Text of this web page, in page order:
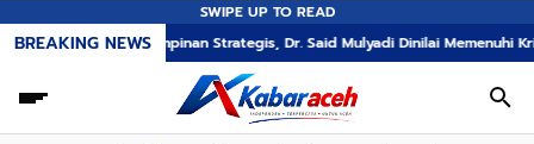
SWIPE UP TO READ
BREAKING NEWS
Kepemimpinan Strategis, Dr. Said Mulyadi Dinilai Memenuhi Kriteria